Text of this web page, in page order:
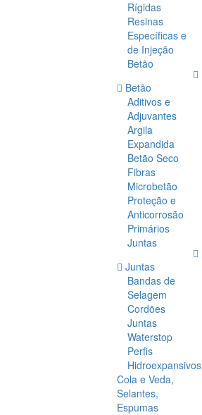
Rígidas
Resinas
Específicas e
de Injeção
Betão
Betão
Aditivos e
Adjuvantes
Argila
Expandida
Betão Seco
Fibras
Microbetão
Proteção e
Anticorrosão
Primários
Juntas
Juntas
Bandas de
Selagem
Cordões
Juntas
Waterstop
Perfis
Hidroexpansivos
Cola e Veda,
Selantes,
Espumas